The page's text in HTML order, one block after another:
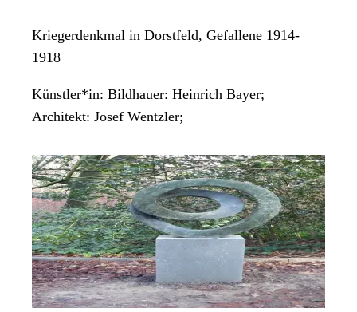
Kriegerdenkmal in Dorstfeld, Gefallene 1914-
1918
Künstler*in: Bildhauer: Heinrich Bayer;
Architekt: Josef Wentzler;